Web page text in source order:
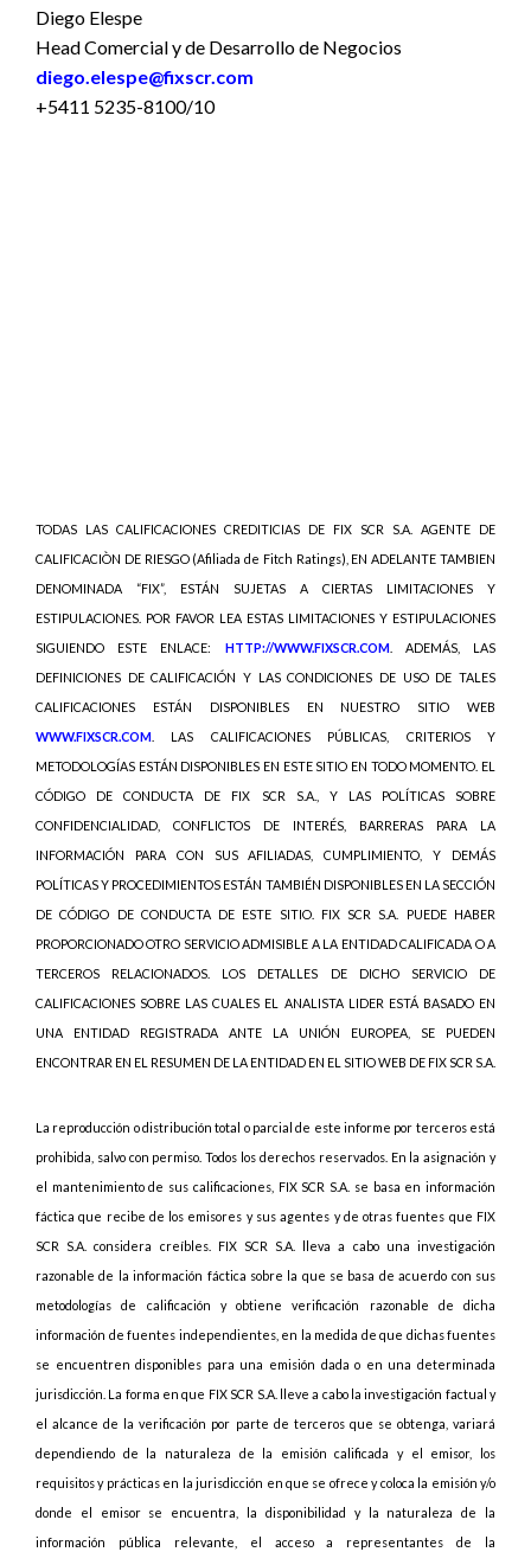
Diego Elespe
Head Comercial y de Desarrollo de Negocios
diego.elespe@fixscr.com
+5411 5235-8100/10
TODAS LAS CALIFICACIONES CREDITICIAS DE FIX SCR S.A. AGENTE DE
CALIFICACIÒN DE RIESGO (Afiliada de Fitch Ratings), EN ADELANTE TAMBIEN
DENOMINADA “FIX”, ESTÁN SUJETAS A CIERTAS LIMITACIONES Y
ESTIPULACIONES. POR FAVOR LEA ESTAS LIMITACIONES Y ESTIPULACIONES
SIGUIENDO ESTE ENLACE: HTTP://WWW.FIXSCR.COM . ADEMÁS, LAS
DEFINICIONES DE CALIFICACIÓN Y LAS CONDICIONES DE USO DE TALES
CALIFICACIONES ESTÁN DISPONIBLES EN NUESTRO SITIO WEB
WWW.FIXSCR.COM . LAS CALIFICACIONES PÚBLICAS, CRITERIOS Y
METODOLOGÍAS ESTÁN DISPONIBLES EN ESTE SITIO EN TODO MOMENTO. EL
CÓDIGO DE CONDUCTA DE FIX SCR S.A., Y LAS POLÍTICAS SOBRE
CONFIDENCIALIDAD, CONFLICTOS DE INTERÉS, BARRERAS PARA LA
INFORMACIÓN PARA CON SUS AFILIADAS, CUMPLIMIENTO, Y DEMÁS
POLÍTICAS Y PROCEDIMIENTOS ESTÁN TAMBIÉN DISPONIBLES EN LA SECCIÓN
DE CÓDIGO DE CONDUCTA DE ESTE SITIO. FIX SCR S.A. PUEDE HABER
PROPORCIONADO OTRO SERVICIO ADMISIBLE A LA ENTIDAD CALIFICADA O A
TERCEROS RELACIONADOS. LOS DETALLES DE DICHO SERVICIO DE
CALIFICACIONES SOBRE LAS CUALES EL ANALISTA LIDER ESTÁ BASADO EN
UNA ENTIDAD REGISTRADA ANTE LA UNIÓN EUROPEA, SE PUEDEN
ENCONTRAR EN EL RESUMEN DE LA ENTIDAD EN EL SITIO WEB DE FIX SCR S.A.
La reproducción o distribución total o parcial de este informe por terceros está
prohibida, salvo con permiso. Todos los derechos reservados. En la asignación y
el mantenimiento de sus calificaciones, FIX SCR S.A. se basa en información
fáctica que recibe de los emisores y sus agentes y de otras fuentes que FIX
SCR S.A. considera creíbles. FIX SCR S.A. lleva a cabo una investigación
razonable de la información fáctica sobre la que se basa de acuerdo con sus
metodologías de calificación y obtiene verificación razonable de dicha
información de fuentes independientes, en la medida de que dichas fuentes
se encuentren disponibles para una emisión dada o en una determinada
jurisdicción. La forma en que FIX SCR S.A. lleve a cabo la investigación factual y
el alcance de la verificación por parte de terceros que se obtenga, variará
dependiendo de la naturaleza de la emisión calificada y el emisor, los
requisitos y prácticas en la jurisdicción en que se ofrece y coloca la emisión y/o
donde el emisor se encuentra, la disponibilidad y la naturaleza de la
información pública relevante, el acceso a representantes de la